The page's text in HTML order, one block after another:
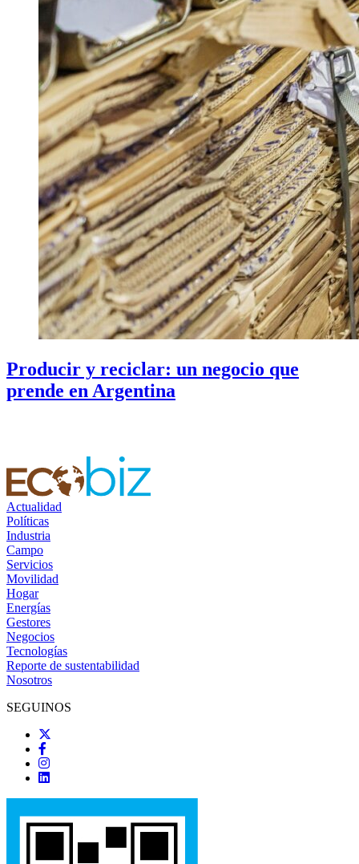
Producir y reciclar: un negocio que
prende en Argentina
Actualidad
Políticas
Industria
Campo
Servicios
Movilidad
Hogar
Energías
Gestores
Negocios
Tecnologías
Reporte de sustentabilidad
Nosotros
SEGUINOS